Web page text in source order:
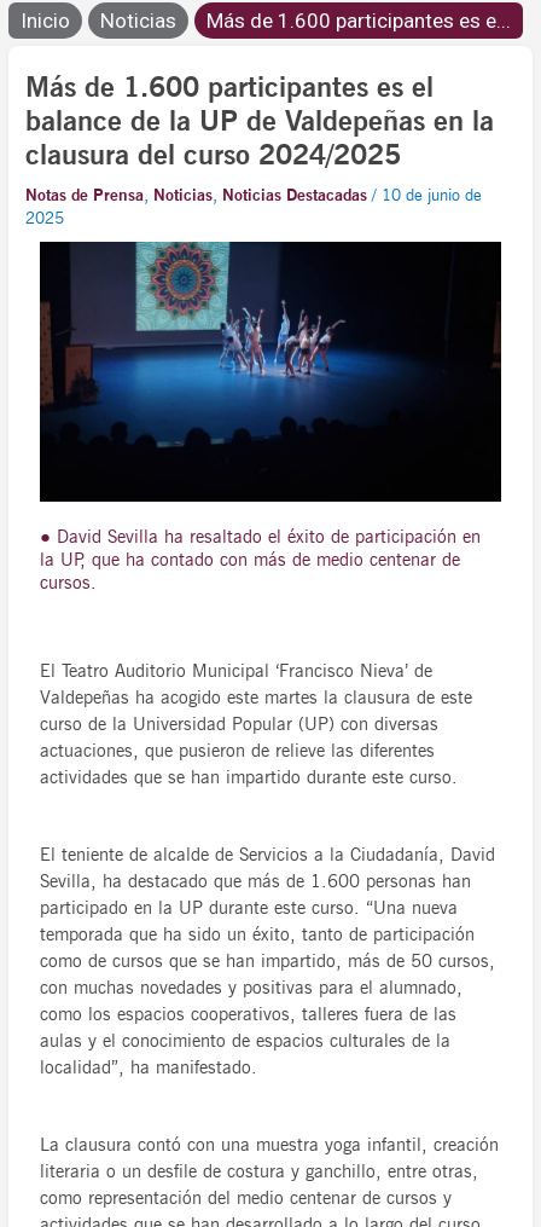
Inicio Noticias Más de 1.600 participantes es e...
Más de 1.600 participantes es el
balance de la UP de Valdepeñas en la
clausura del curso 2024/2025
Notas de Prensa, Noticias, Noticias Destacadas / 10 de junio de
2025
● David Sevilla ha resaltado el éxito de participación en
la UP, que ha contado con más de medio centenar de
cursos.
El Teatro Auditorio Municipal ‘Francisco Nieva’ de
Valdepeñas ha acogido este martes la clausura de este
curso de la Universidad Popular (UP) con diversas
actuaciones, que pusieron de relieve las diferentes
actividades que se han impartido durante este curso.
El teniente de alcalde de Servicios a la Ciudadanía, David
Sevilla, ha destacado que más de 1.600 personas han
participado en la UP durante este curso. “Una nueva
temporada que ha sido un éxito, tanto de participación
como de cursos que se han impartido, más de 50 cursos,
con muchas novedades y positivas para el alumnado,
como los espacios cooperativos, talleres fuera de las
aulas y el conocimiento de espacios culturales de la
localidad”, ha manifestado.
La clausura contó con una muestra yoga infantil, creación
literaria o un desfile de costura y ganchillo, entre otras,
como representación del medio centenar de cursos y